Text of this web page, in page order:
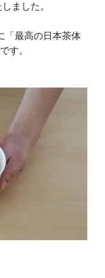
ました。
「最高の日本茶体
す。